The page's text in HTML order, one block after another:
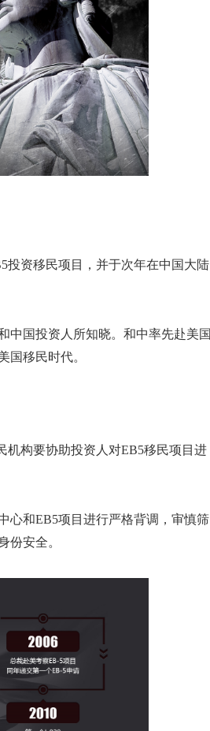
投资移民项目，并于次年在中国大陆
中国投资人所知晓。和中率先赴美国
国移民时代。
机构要协助投资人对EB5移民项目进
心和EB5项目进行严格背调，审慎筛
份安全。